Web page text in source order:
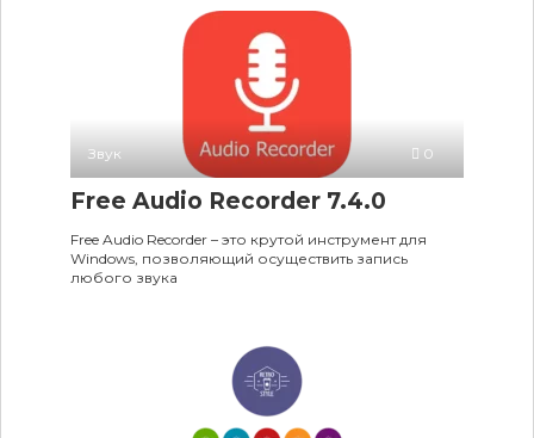
Звук 0
Free Audio Recorder 7.4.0
Free Audio Recorder – это крутой инструмент для
Windows, позволяющий осуществить запись
любого звука